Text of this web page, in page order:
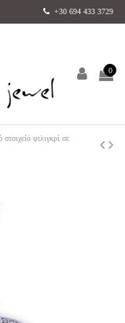
+30 694 433 3729
0
φιλιγκρί σε